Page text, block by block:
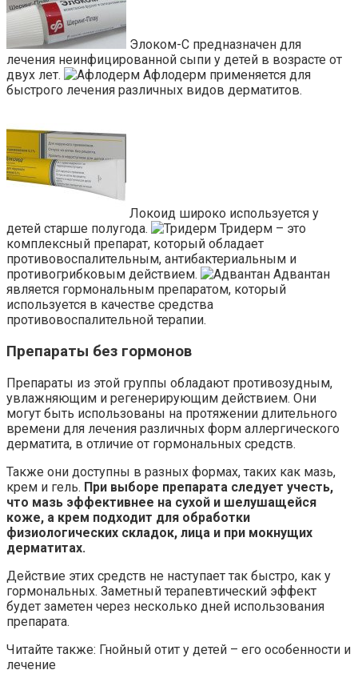
Элоком-С предназначен для
лечения неинфицированной сыпи у детей в возрасте от
двух лет.
Афлодерм применяется для
быстрого лечения различных видов дерматитов.
Локоид широко используется у
детей старше полугода.
Тридерм – это
комплексный препарат, который обладает
противовоспалительным, антибактериальным и
противогрибковым действием.
Адвантан
является гормональным препаратом, который
используется в качестве средства
противовоспалительной терапии.
Препараты без гормонов
Препараты из этой группы обладают противозудным,
увлажняющим и регенерирующим действием. Они
могут быть использованы на протяжении длительного
времени для лечения различных форм аллергического
дерматита, в отличие от гормональных средств.
Также они доступны в разных формах, таких как мазь,
крем и гель. При выборе препарата следует учесть,
что мазь эффективнее на сухой и шелушащейся
коже, а крем подходит для обработки
физиологических складок, лица и при мокнущих
дерматитах.
Действие этих средств не наступает так быстро, как у
гормональных. Заметный терапевтический эффект
будет заметен через несколько дней использования
препарата.
Читайте также: Гнойный отит у детей – его особенности и
лечение